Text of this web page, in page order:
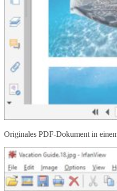
Originales PDF-Dokument in